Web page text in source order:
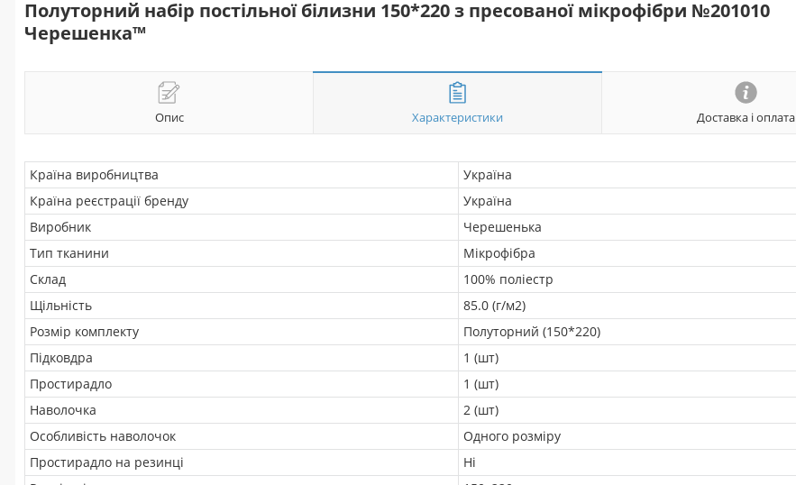
Полуторний набір постільної білизни 150*220 з пресованої мікрофібри №201010
Черешенка™
Опис Характеристики Доставка і оплата
Країна виробництва
Україна
Країна реєстрації бренду
Україна
Виробник
Черешенька
Тип тканини
Мікрофібра
Склад
100% поліестр
Щільність
85.0 (г/м2)
Розмір комплекту
Полуторний (150*220)
Підковдра
1 (шт)
Простирадло
1 (шт)
Наволочка
2 (шт)
Особливість наволочок
Одного розміру
Простирадло на резинці
Ні